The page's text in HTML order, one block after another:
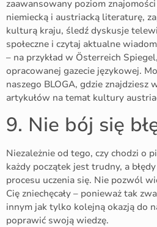
zaawansowany poziom
niemiecką i austriacką literaturę,
kulturą kraju, śledź dyskusje
społeczne i czytaj aktualne
– na przykład w Österreich
opracowanej gazecie językowej.
naszego BLOGA, gdzie znajdziesz
artykułów na temat kultury
9. Nie bój się
Niezależnie od tego, czy chodzi o
każdy początek jest trudny, a
procesu uczenia się. Nie pozwól
Cię zniechęcały – ponieważ tak
innym jak tylko kolejną okazją do
poprawić swoją wiedzę.